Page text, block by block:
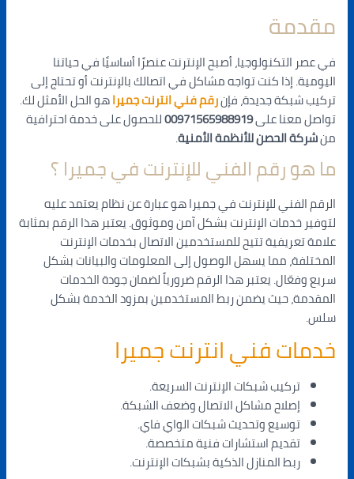
مقدمة
في عصر التكنولوجيا، أصبح الإنترنت عنصرًا أساسيًا في حياتنا
اليومية. إذا كنت تواجه مشاكل في اتصالك بالإنترنت أو تحتاج إلى
تركيب شبكة جديدة، فإنرقم فني انترنت جميراهو الحل الأمثل لك.
تواصل معنا على00971565988919للحصول على خدمة احترافية
منشركة الحصن للأنظمة الأمنية.
ما هو رقم الفني للإنترنت في جميرا ؟
الرقم الفني للإنترنت في جميرا هو عبارة عن نظام يعتمد عليه
لتوفير خدمات الإنترنت بشكل آمن وموثوق. يعتبر هذا الرقم بمثابة
علامة تعريفية تتيح للمستخدمين الاتصال بخدمات الإنترنت
المختلفة، مما يسهل الوصول إلى المعلومات والبيانات بشكل
سريع وفعّال. يعتبر هذا الرقم ضرورياً لضمان جودة الخدمات
المقدمة، حيث يضمن ربط المستخدمين بمزود الخدمة بشكل
سلس.
خدمات فني انترنت جميرا
تركيب شبكات الإنترنت السريعة.
إصلاح مشاكل الاتصال وضعف الشبكة.
توسيع وتحديث شبكات الواي فاي.
تقديم استشارات فنية متخصصة.
ربط المنازل الذكية بشبكات الإنترنت.